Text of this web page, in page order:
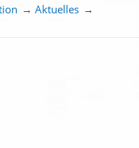
→ Aktuelles →